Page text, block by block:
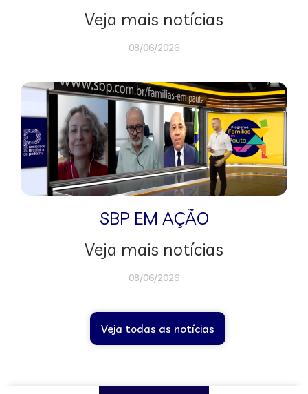
Veja mais notícias
08/06/2026
SBP EM AÇÃO
Veja mais notícias
08/06/2026
Veja todas as notícias